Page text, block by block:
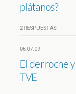
plátanos?
2 RESPUESTAS
06.07.09
El derroche
TVE